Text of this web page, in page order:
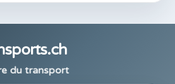
du transport